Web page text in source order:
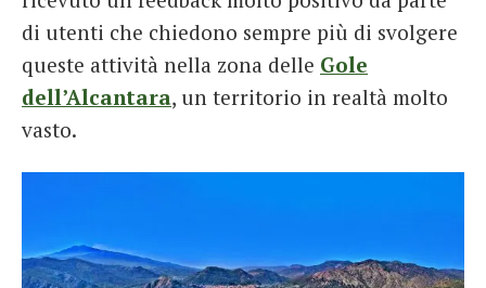
di utenti che chiedono sempre più di svolgere
queste attività nella zona delle Gole
dell’Alcantara, un territorio in realtà molto
vasto.